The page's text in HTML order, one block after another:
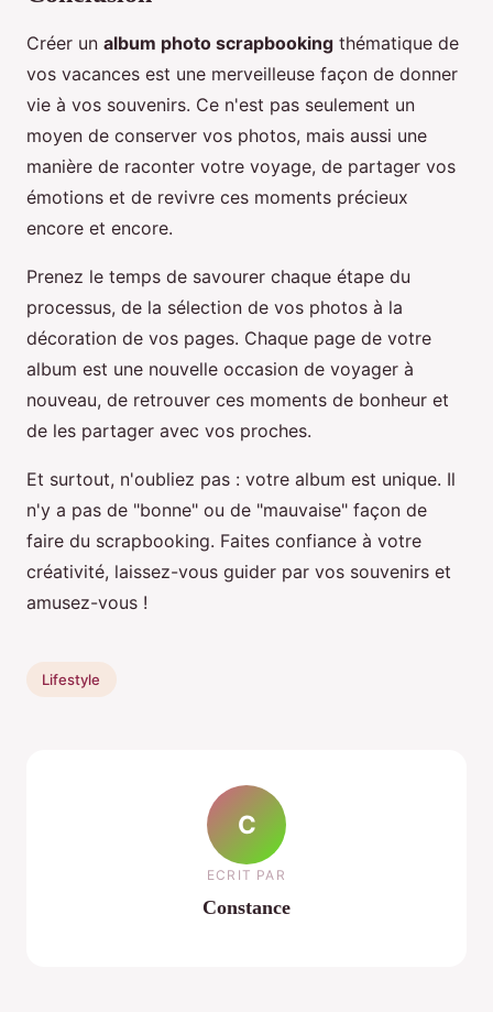
Créer un album photo scrapbooking thématique de
vos vacances est une merveilleuse façon de donner
vie à vos souvenirs. Ce n'est pas seulement un
moyen de conserver vos photos, mais aussi une
manière de raconter votre voyage, de partager vos
émotions et de revivre ces moments précieux
encore et encore.
Prenez le temps de savourer chaque étape du
processus, de la sélection de vos photos à la
décoration de vos pages. Chaque page de votre
album est une nouvelle occasion de voyager à
nouveau, de retrouver ces moments de bonheur et
de les partager avec vos proches.
Et surtout, n'oubliez pas : votre album est unique. Il
n'y a pas de "bonne" ou de "mauvaise" façon de
faire du scrapbooking. Faites confiance à votre
créativité, laissez-vous guider par vos souvenirs et
amusez-vous !
Lifestyle
C
ECRIT PAR
Constance